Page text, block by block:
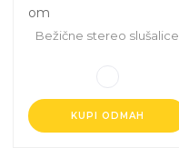
om
Bežične stereo slušalice
KUPI ODMAH